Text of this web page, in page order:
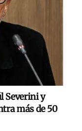
Severini y
más de 50